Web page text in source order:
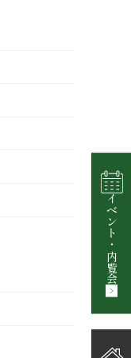
イベント
・
内覧会